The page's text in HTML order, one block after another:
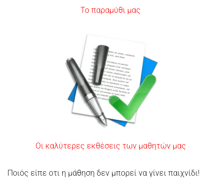
Το παραμύθι μας
Οι καλύτερες εκθέσεις των μαθητών μας
Ποιός είπε οτι η μάθηση δεν μπορεί να γίνει παιχνίδι!